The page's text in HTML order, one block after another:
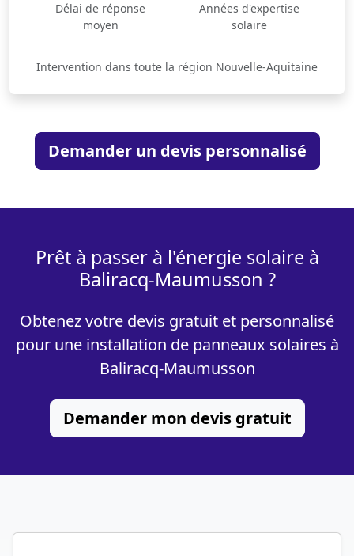
Délai de réponse
moyen
Années d'expertise
solaire
Intervention dans toute la région Nouvelle-Aquitaine
Demander un devis personnalisé
Prêt à passer à l'énergie solaire à
Baliracq-Maumusson ?
Obtenez votre devis gratuit et personnalisé
pour une installation de panneaux solaires à
Baliracq-Maumusson
Demander mon devis gratuit